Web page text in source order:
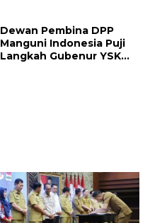
Dewan Pembina DPP
Manguni Indonesia Puji
Langkah Gubenur YSK